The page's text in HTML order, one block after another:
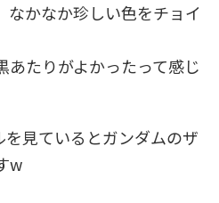
なかなか珍しい色をチョイ
たりがよかったって感じ
見ているとガンダムのザ
w